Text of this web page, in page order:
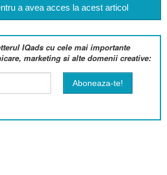
a avea acces la acest articol
IQads cu cele mai importante
marketing si alte domenii creative: